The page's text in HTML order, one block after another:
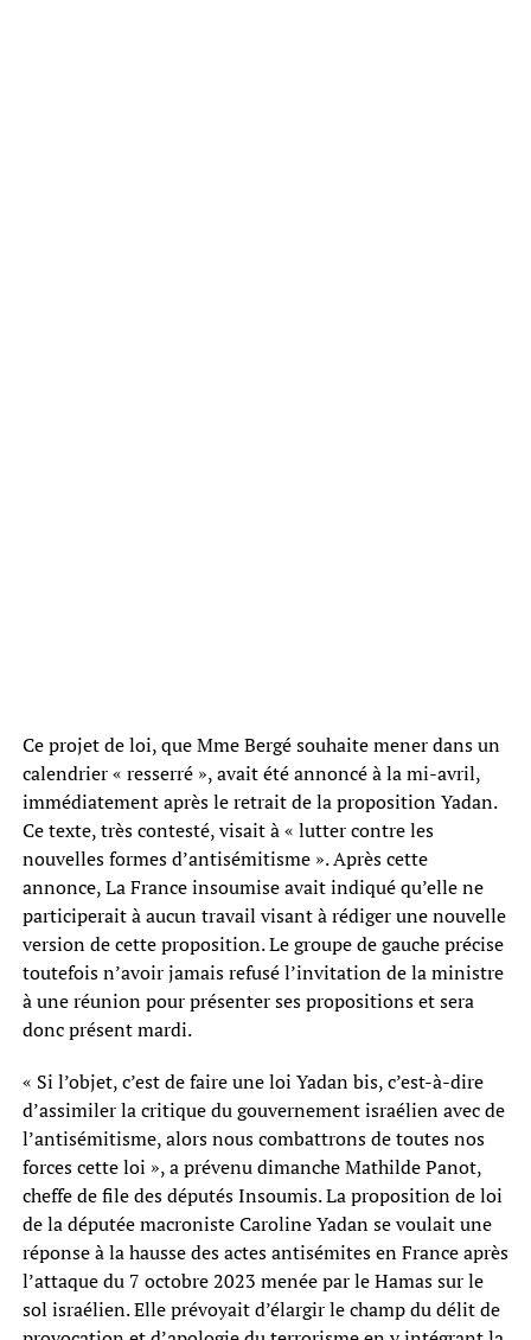
Ce projet de loi, que Mme Bergé souhaite mener dans un
calendrier « resserré », avait été annoncé à la mi-avril,
immédiatement après le retrait de la proposition Yadan.
Ce texte, très contesté, visait à « lutter contre les
nouvelles formes d’antisémitisme ». Après cette
annonce, La France insoumise avait indiqué qu’elle ne
participerait à aucun travail visant à rédiger une nouvelle
version de cette proposition. Le groupe de gauche précise
toutefois n’avoir jamais refusé l’invitation de la ministre
à une réunion pour présenter ses propositions et sera
donc présent mardi.
« Si l’objet, c’est de faire une loi Yadan bis, c’est-à-dire
d’assimiler la critique du gouvernement israélien avec de
l’antisémitisme, alors nous combattrons de toutes nos
forces cette loi », a prévenu dimanche Mathilde Panot,
cheffe de file des députés Insoumis. La proposition de loi
de la députée macroniste Caroline Yadan se voulait une
réponse à la hausse des actes antisémites en France après
l’attaque du 7 octobre 2023 menée par le Hamas sur le
sol israélien. Elle prévoyait d’élargir le champ du délit de